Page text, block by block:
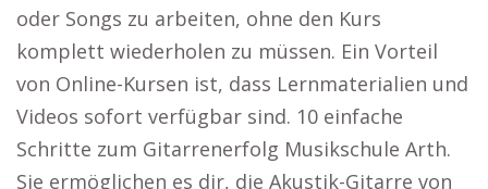
oder Songs zu arbeiten, ohne den Kurs
komplett wiederholen zu müssen. Ein Vorteil
von Online-Kursen ist, dass Lernmaterialien und
Videos sofort verfügbar sind. 10 einfache
Schritte zum Gitarrenerfolg Musikschule Arth.
Sie ermöglichen es dir, die Akustik-Gitarre von